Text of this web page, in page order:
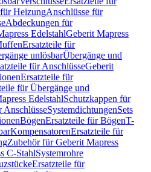
HeizungAnschlüsse für
Abdeckungen für
EdelstahlGeberit Mapress
Ersatzteile für
unlösbarÜbergänge und
für AnschlüsseGeberit
Ersatzteile für
für Übergänge und
EdelstahlSchutzkappen für
AnschlüsseSystemdichtungenSets
BögenErsatzteile für BögenT-
KompensatorenErsatzteile für
Zubehör für Geberit Mapress
C-StahlSystemrohre
Ersatzteile für